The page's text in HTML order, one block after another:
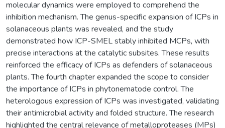
molecular dynamics were employed to comprehend the
inhibition mechanism. The genus-specific expansion of ICPs in
solanaceous plants was revealed, and the study
demonstrated how ICP-SMEL stably inhibited MCPs, with
precise interactions at the catalytic subsites. These results
reinforced the efficacy of ICPs as defenders of solanaceous
plants. The fourth chapter expanded the scope to consider
the importance of ICPs in phytonematode control. The
heterologous expression of ICPs was investigated, validating
their antimicrobial activity and folded structure. The research
highlighted the central relevance of metalloproteases (MPs)